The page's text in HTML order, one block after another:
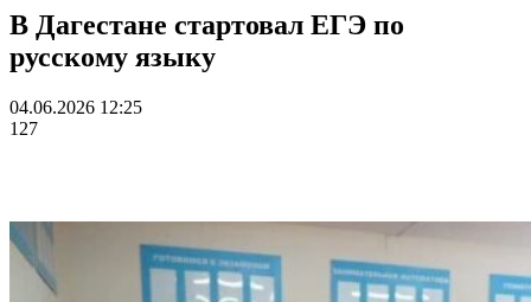
В Дагестане стартовал ЕГЭ по
русскому языку
04.06.2026 12:25
127